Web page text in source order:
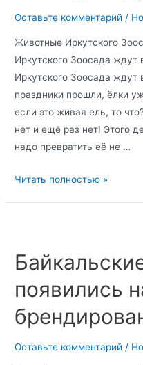
Оставьте комментарий /
Животные Иркутского
Иркутского Зоосада
Иркутского Зоосада ждут
праздники прошли, ёлки
если это живая ель, то
нет и ещё раз нет! Этого
надо превратить её не …
Читать полностью »
появились
Оставьте комментарий /